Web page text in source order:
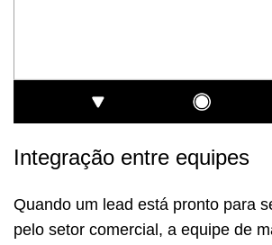
Integração entre equipes
Quando um lead está pronto para
pelo setor comercial, a equipe de